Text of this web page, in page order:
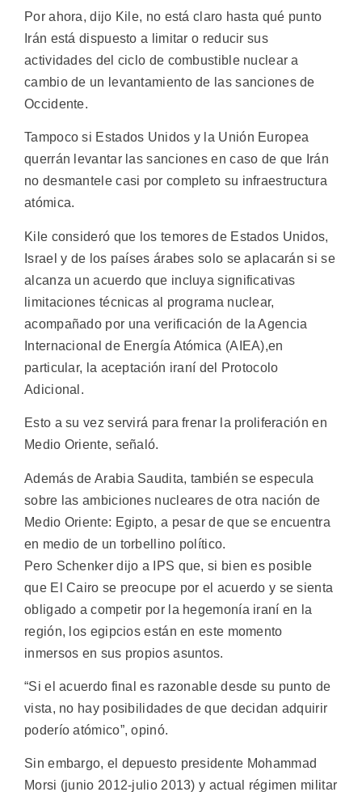
Por ahora, dijo Kile, no está claro hasta qué punto
Irán está dispuesto a limitar o reducir sus
actividades del ciclo de combustible nuclear a
cambio de un levantamiento de las sanciones de
Occidente.
Tampoco si Estados Unidos y la Unión Europea
querrán levantar las sanciones en caso de que Irán
no desmantele casi por completo su infraestructura
atómica.
Kile consideró que los temores de Estados Unidos,
Israel y de los países árabes solo se aplacarán si se
alcanza un acuerdo que incluya significativas
limitaciones técnicas al programa nuclear,
acompañado por una verificación de la Agencia
Internacional de Energía Atómica (AIEA),en
particular, la aceptación iraní del Protocolo
Adicional.
Esto a su vez servirá para frenar la proliferación en
Medio Oriente, señaló.
Además de Arabia Saudita, también se especula
sobre las ambiciones nucleares de otra nación de
Medio Oriente: Egipto, a pesar de que se encuentra
en medio de un torbellino político.
Pero Schenker dijo a IPS que, si bien es posible
que El Cairo se preocupe por el acuerdo y se sienta
obligado a competir por la hegemonía iraní en la
región, los egipcios están en este momento
inmersos en sus propios asuntos.
“Si el acuerdo final es razonable desde su punto de
vista, no hay posibilidades de que decidan adquirir
poderío atómico”, opinó.
Sin embargo, el depuesto presidente Mohammad
Morsi (junio 2012-julio 2013) y actual régimen militar